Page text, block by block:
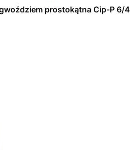
prostokątna Cip-P 6/4